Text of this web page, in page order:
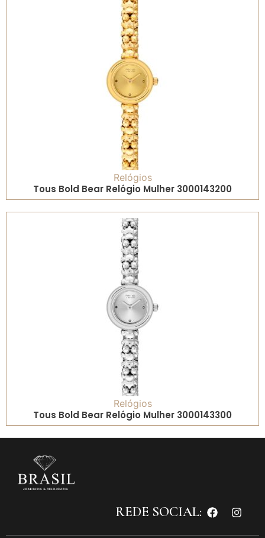
Relógios
Tous Bold Bear Relógio Mulher 3000143200
Relógios
Tous Bold Bear Relógio Mulher 3000143300
REDE SOCIAL: